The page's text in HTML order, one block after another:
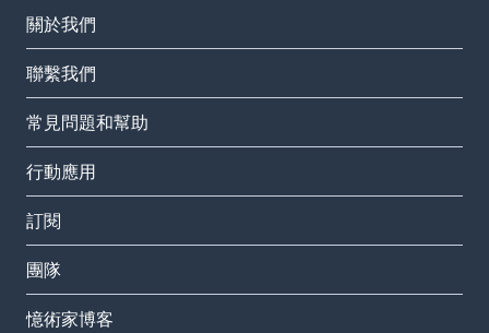
關於我們
聯繫我們
常見問題和幫助
行動應用
訂閱
團隊
憶術家博客